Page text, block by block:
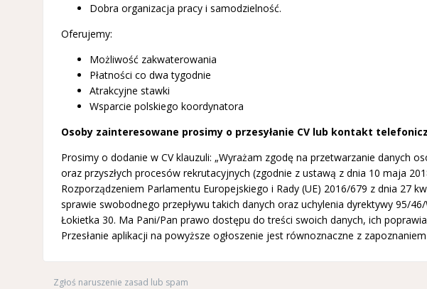
Dobra organizacja pracy i samodzielność.
Oferujemy:
Możliwość zakwaterowania
Płatności co dwa tygodnie
Atrakcyjne stawki
Wsparcie polskiego koordynatora
Osoby zainteresowane prosimy o przesyłanie CV lub kontakt
Prosimy o dodanie w CV klauzuli: „Wyrażam zgodę na przetwarzanie danych
oraz przyszłych procesów rekrutacyjnych (zgodnie z ustawą z dnia 10 maja
Rozporządzeniem Parlamentu Europejskiego i Rady (UE) 2016/679 z dnia 27
sprawie swobodnego przepływu takich danych oraz uchylenia dyrektywy 95/
Łokietka 30. Ma Pani/Pan prawo dostępu do treści swoich danych, ich
Przesłanie aplikacji na powyższe ogłoszenie jest równoznaczne z
Zgłoś naruszenie zasad lub spam